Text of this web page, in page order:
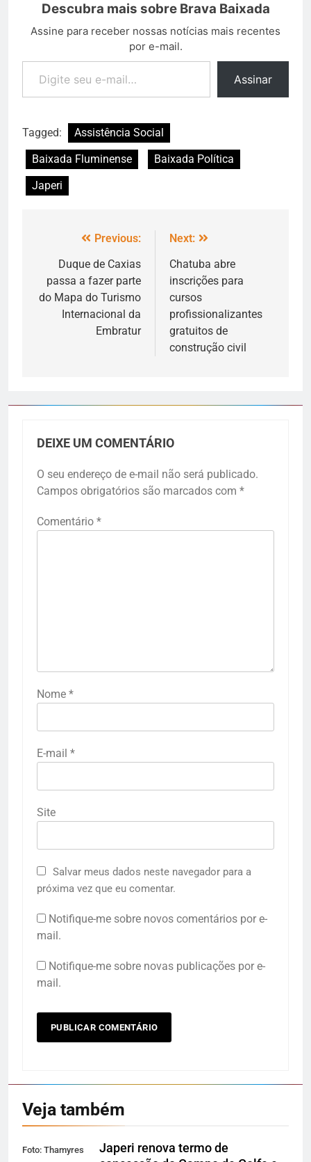
Descubra mais sobre Brava Baixada
Assine para receber nossas notícias mais recentes
por e-mail.
Assinar
Tagged:
Assistência Social
Baixada Fluminense
Baixada Política
Japeri
Previous:
Duque de Caxias
passa a fazer parte
do Mapa do Turismo
Internacional da
Embratur
Next:
Chatuba abre
inscrições para
cursos
profissionalizantes
gratuitos de
construção civil
DEIXE UM COMENTÁRIO
O seu endereço de e-mail não será publicado.
Campos obrigatórios são marcados com *
Comentário *
Nome *
E-mail *
Site
Salvar meus dados neste navegador para a
próxima vez que eu comentar.
Notifique-me sobre novos comentários por e-
mail.
Notifique-me sobre novas publicações por e-
mail.
Veja também
Foto: Thamyres
Japeri renova termo de